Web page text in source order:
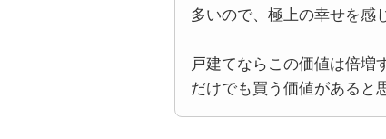
多いので、極上の幸せを感
戸建てならこの価値は倍増
だけでも買う価値があると